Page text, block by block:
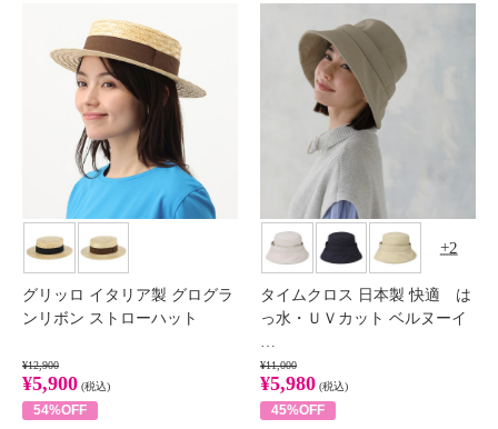
グリッロ イタリア製 グログラ
ンリボン ストローハット
¥12,900
¥5,900 (税込)
54%OFF
2
タイムクロス 日本製 快適 は
っ水・ＵＶカット ベルヌーイ
…
¥11,000
¥5,980 (税込)
45%OFF